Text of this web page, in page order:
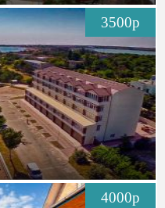
3500р
4000р